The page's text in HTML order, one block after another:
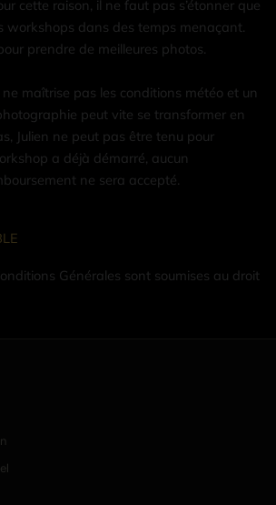
cette raison, il ne faut pas s’étonner que
workshops dans des temps menaçant.
prendre de meilleures photos.
maîtrise pas les conditions météo et un
peut vite se transformer en
Julien ne peut pas être tenu pour
a déjà démarré, aucun
ne sera accepté.
Générales sont soumises au droit